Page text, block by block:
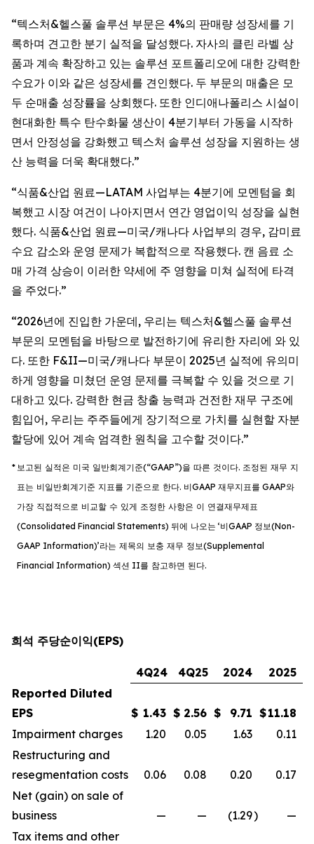
“텍스처&헬스풀 솔루션 부문은 4%의 판매량 성장세를 기
록하며 견고한 분기 실적을 달성했다. 자사의 클린 라벨 상
품과 계속 확장하고 있는 솔루션 포트폴리오에 대한 강력한
수요가 이와 같은 성장세를 견인했다. 두 부문의 매출은 모
두 순매출 성장률을 상회했다. 또한 인디애나폴리스 시설이
현대화한 특수 탄수화물 생산이 4분기부터 가동을 시작하
면서 안정성을 강화했고 텍스처 솔루션 성장을 지원하는 생
산 능력을 더욱 확대했다.”
“식품&산업 원료—LATAM 사업부는 4분기에 모멘텀을 회
복했고 시장 여건이 나아지면서 연간 영업이익 성장을 실현
했다. 식품&산업 원료—미국/캐나다 사업부의 경우, 감미료
수요 감소와 운영 문제가 복합적으로 작용했다. 캔 음료 소
매 가격 상승이 이러한 약세에 주 영향을 미쳐 실적에 타격
을 주었다.”
“2026년에 진입한 가운데, 우리는 텍스처&헬스풀 솔루션
부문의 모멘텀을 바탕으로 발전하기에 유리한 자리에 와 있
다. 또한 F&II—미국/캐나다 부문이 2025년 실적에 유의미
하게 영향을 미쳤던 운영 문제를 극복할 수 있을 것으로 기
대하고 있다. 강력한 현금 창출 능력과 건전한 재무 구조에
힘입어, 우리는 주주들에게 장기적으로 가치를 실현할 자분
할당에 있어 계속 엄격한 원칙을 고수할 것이다.”
* 보고된 실적은 미국 일반회계기준(“GAAP”)을 따른 것이다. 조정된 재무 지
표는 비일반회계기준 지표를 기준으로 한다. 비GAAP 재무지표를 GAAP와
가장 직접적으로 비교할 수 있게 조정한 사항은 이 연결재무제표
(Consolidated Financial Statements) 뒤에 나오는 ‘비GAAP 정보(Non-
GAAP Information)’라는 제목의 보충 재무 정보(Supplemental
Financial Information) 섹션 II를 참고하면 된다.
희석 주당순이익(EPS)
4Q24 4Q25 2024
2025
Reported Diluted
EPS
$ 1.43 $ 2.56 $ 9.71 $11.18
Impairment charges
1.20 0.05 1.63
0.11
Restructuring and
resegmentation costs
0.06 0.08 0.20
0.17
Net (gain) on sale of
business
— — (1.29)
—
Tax items and other